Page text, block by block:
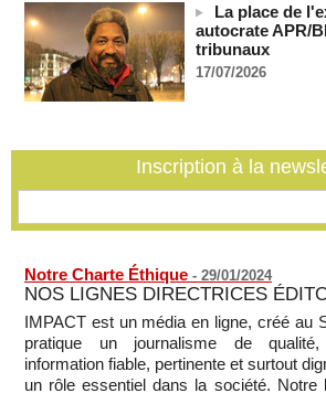
Plagiat à Cambridge - L’université va
recrutement de ses enseignants
07/08/2026 -
La Türkiye, l’Arabie saoudite et le
conjoint de défense à La Mecque
La Bourse de Paris termine en hausse
07/08/2026 -
La place de
autocrate APR/
tribunaux
17/07/2026
Inscription à la
Notre Charte Éthique - 29/01/2024
NOS LIGNES DIRECTRICES
IMPACT est un média en ligne, créé au
pratique un journalisme de
information fiable, pertinente et surtout
un rôle essentiel dans la société. Notre